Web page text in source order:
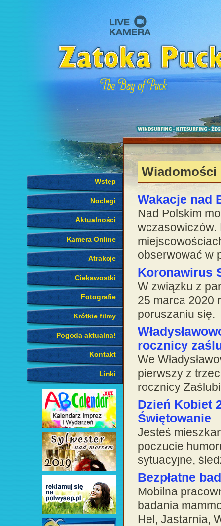
Wstęp
Noclegi
Aktualności
Kamera Online
Atrakcje
Ciekawostki
Fotografie
Krótkie filmy
Pogoda aktualna!
Kontakt
Linki
Wiadomości
Wakacje nad
Nad Polskim
wczasowiczów.
obserwować w
Koronawirus
W związku z
25 marca 2020
poruszaniu się.
rocznicy
We
pierwszy z
rocznicy
Dzień Kobiet
Świętowanie
Jesteś
poczucie
sytuacyjne,
Bezpłatne
Mobilna
badania
Hel, Jastarnia,